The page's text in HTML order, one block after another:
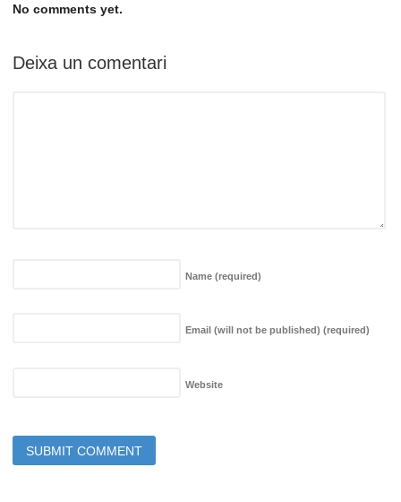
No comments yet.
Deixa un comentari
Name (required)
Email (will not be published) (required)
Website